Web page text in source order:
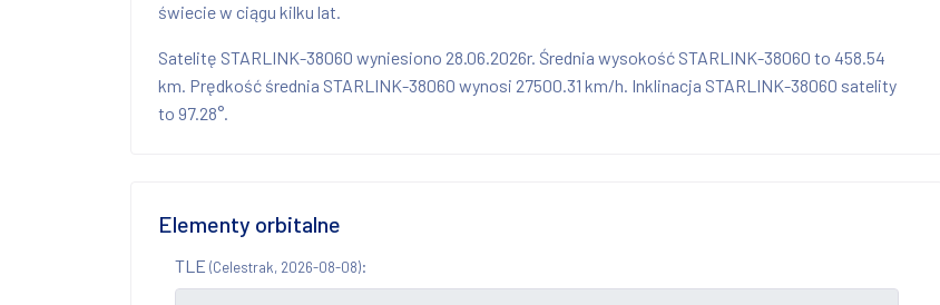
świecie w ciągu kilku lat.
Satelitę STARLINK-38060 wyniesiono 28.06.2026r. Średnia wysokość STARLINK-38060 to 458.54
km. Prędkość średnia STARLINK-38060 wynosi 27500.31 km/h. Inklinacja STARLINK-38060 satelity
to 97.28°.
Elementy orbitalne
TLE (Celestrak, 2026-08-08):